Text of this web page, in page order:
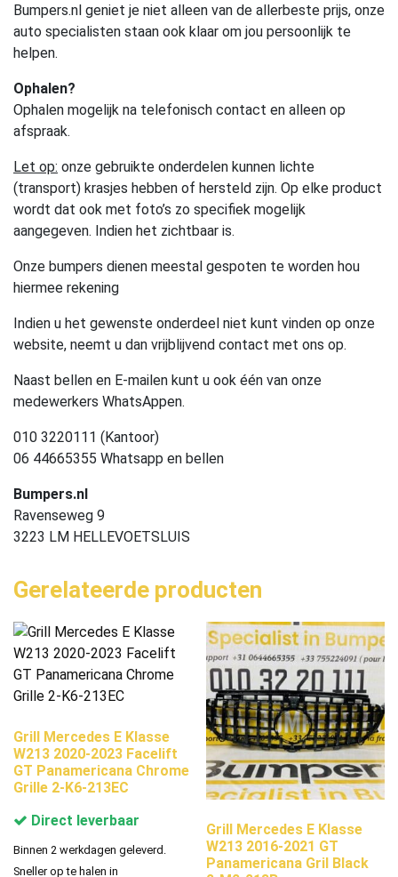
Bumpers.nl geniet je niet alleen van de allerbeste prijs, onze
auto specialisten staan ook klaar om jou persoonlijk te
helpen.
Ophalen?
Ophalen mogelijk na telefonisch contact en alleen op
afspraak.
Let op: onze gebruikte onderdelen kunnen lichte
(transport) krasjes hebben of hersteld zijn. Op elke product
wordt dat ook met foto’s zo specifiek mogelijk
aangegeven. Indien het zichtbaar is.
Onze bumpers dienen meestal gespoten te worden hou
hiermee rekening
Indien u het gewenste onderdeel niet kunt vinden op onze
website, neemt u dan vrijblijvend contact met ons op.
Naast bellen en E-mailen kunt u ook één van onze
medewerkers WhatsAppen.
010 3220111 (Kantoor)
06 44665355 Whatsapp en bellen
Bumpers.nl
Ravenseweg 9
3223 LM HELLEVOETSLUIS
Gerelateerde producten
Grill Mercedes E Klasse
W213 2020-2023 Facelift
GT Panamericana Chrome
Grille 2-K6-213EC
Direct leverbaar
Binnen 2 werkdagen geleverd.
Sneller op te halen in
Grill Mercedes E Klasse
W213 2016-2021 GT
Panamericana Gril Black